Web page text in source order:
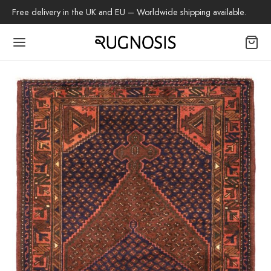
Free delivery in the UK and EU – Worldwide shipping available.
Back
tapis
Baloutche